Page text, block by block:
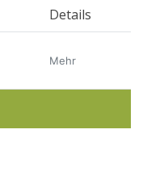
Details
Mehr